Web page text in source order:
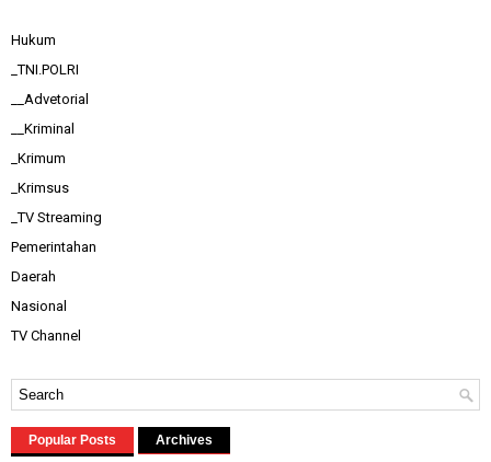
Hukum
_TNI.POLRI
__Advetorial
__Kriminal
_Krimum
_Krimsus
_TV Streaming
Pemerintahan
Daerah
Nasional
TV Channel
Popular Posts Archives